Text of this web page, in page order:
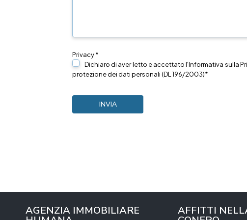
Privacy *
Dichiaro di aver letto e accettato l'Informativa sulla
protezione dei dati personali (DL 196/2003)*
AGENZIA IMMOBILIARE AFFITTI